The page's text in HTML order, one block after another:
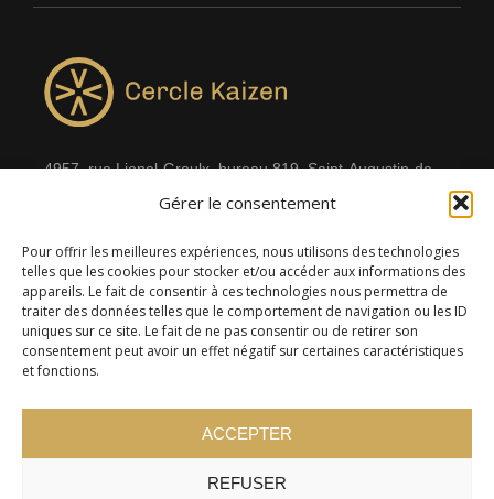
Gérer le consentement
Pour offrir les meilleures expériences, nous utilisons des technologies
telles que les cookies pour stocker et/ou accéder aux informations des
appareils. Le fait de consentir à ces technologies nous permettra de
traiter des données telles que le comportement de navigation ou les ID
uniques sur ce site. Le fait de ne pas consentir ou de retirer son
consentement peut avoir un effet négatif sur certaines caractéristiques
et fonctions.
ACCEPTER
REFUSER
4957, rue Lionel-Groulx, bureau 819, Saint-Augustin-de-
Desmaures QC G3A 0M7